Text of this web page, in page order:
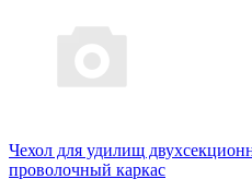
Чехол для удилищ
проволочный каркас